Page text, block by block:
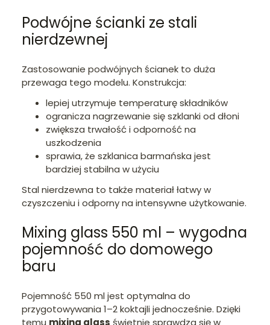
Podwójne ścianki ze stali
nierdzewnej
Zastosowanie podwójnych ścianek to duża
przewaga tego modelu. Konstrukcja:
lepiej utrzymuje temperaturę składników
ogranicza nagrzewanie się szklanki od dłoni
zwiększa trwałość i odporność na
uszkodzenia
sprawia, że szklanica barmańska jest
bardziej stabilna w użyciu
Stal nierdzewna to także materiał łatwy w
czyszczeniu i odporny na intensywne użytkowanie.
Mixing glass 550 ml – wygodna
pojemność do domowego
baru
Pojemność 550 ml jest optymalna do
przygotowywania 1–2 koktajli jednocześnie. Dzięki
temu mixing glass świetnie sprawdza się w